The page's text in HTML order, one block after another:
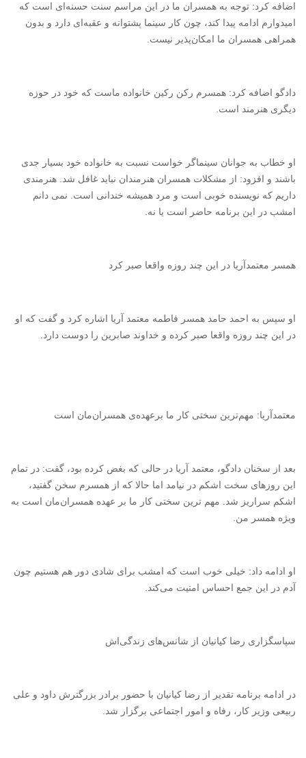
اضافه کرد: توجه به همسران ما در این مراسم سنت حسنه‌ای است که
امیدوارم ادامه پیدا کند، چون کار سینما پشتوانه و عقبه‌ای دارد و بدون
همراهی همسران ما امکان‌پذیر نیست.
دادگو اضافه کرد: همسرم رکن رکین خانواده ماست که خود در حوزه
دیگری هنرمند است.
او خطاب به جوانان سینماگر خواست نسبت به خانواده خود بسیار جدی
باشند و افزود: از مشکلات همسران هنرمندان نباید غافل شد. هنرمندی
داریم که نویسنده خوبی است و مرد همیشه خندانی است. نمی دانم
امشب در این برنامه حاضر است یا نه.
همسر معتمدآریا در این چند روزه واقعا صبر کرد
او سپس به احمد حامد همسر فاطمه معتمد آریا اشاره کرد و گفت که او
در این چند روزه واقعا صبر کرده و خداوند صابرین را دوست دارد.
معتمدآریا: مهم‌ترین سختی کار ما برعهده‌ی همسران‌مان است
بعد از سخنان دادگو، معتمد آریا در حالی که بغض کرده بود، گفت: در تمام
این روزهای سخت اشکم در نیامد اما حالا که از همسرم سخن گفتید،
اشکم سراریز شد. مهم ترین سختی کار ما بر عهده همسران‌مان است به
ویژه همسر من.
او ادامه داد: خیلی خوب است که امشب برای شادی دور هم هستیم چون
آدم در این جمع احساس امنیت می‌کند.
سپاسگزاری رضا کیانیان از شانس‌های زندگی‌اش
در ادامه برنامه تقدیر از رضا کیانیان با حضور برادر بزرگترش داود و علی
ربیعی وزیر کار، رفاه و امور اجتماعی برگزار شد.